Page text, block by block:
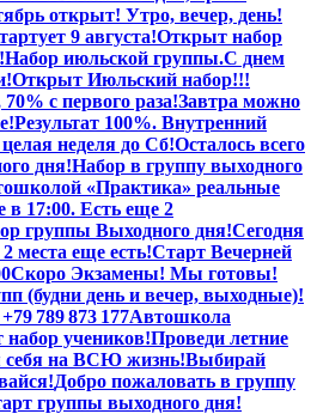
открыт! Утро, вечер, день!
9 августа!Открыт набор
Набор июльской группы.С днем
Открыт Июльский набор!!!
с первого раза!Завтра можно
Результат 100%. Внутренний
неделя до Сб!Осталось всего
дня!Набор в группу выходного
«Практика» реальные
в 17:00. Есть еще 2
группы Выходного дня!Сегодня
места еще есть!Старт Вечерней
Скоро Экзамены! Мы готовы!
(будни день и вечер, выходные)!
789 873 177Автошкола
набор учеников!Проведи летние
себя на ВСЮ жизнь!Выбирай
Добро пожаловать в группу
группы выходного дня!